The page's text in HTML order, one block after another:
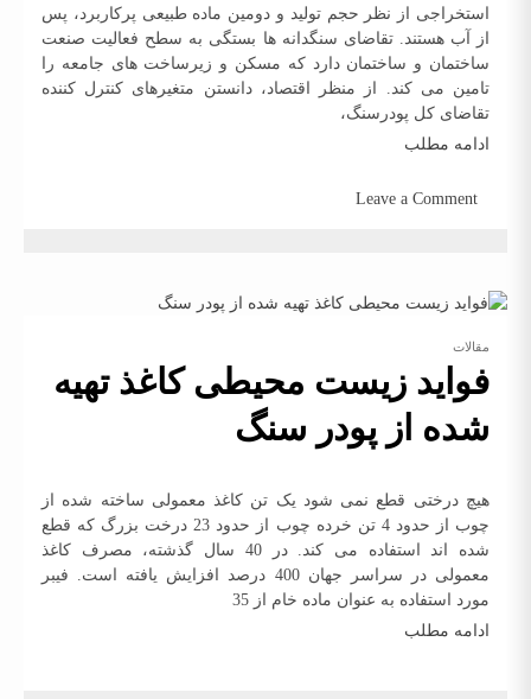
استخراجی از نظر حجم تولید و دومین ماده طبیعی پرکاربرد، پس
از آب هستند. تقاضای سنگدانه ها بستگی به سطح فعالیت صنعت
ساختمان و ساختمان دارد که مسکن و زیرساخت های جامعه را
تامین می کند. از منظر اقتصاد، دانستن متغیرهای کنترل کننده
تقاضای کل پودرسنگ،
ادامه مطلب
Leave a Comment
اقتصاد
مقالات
فواید زیست محیطی کاغذ تهیه
شده از پودر سنگ
هیچ درختی قطع نمی شود یک تن کاغذ معمولی ساخته شده از
چوب از حدود 4 تن خرده چوب از حدود 23 درخت بزرگ که قطع
شده اند استفاده می کند. در 40 سال گذشته، مصرف کاغذ
معمولی در سراسر جهان 400 درصد افزایش یافته است. فیبر
مورد استفاده به عنوان ماده خام از 35
ادامه مطلب